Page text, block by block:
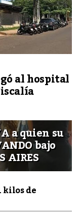
al hospital
a quien su
bajo
AIRES
kilos de